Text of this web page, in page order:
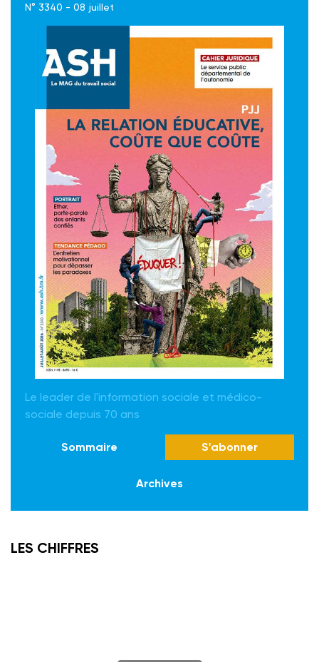
N° 3340 - 08 juillet
Le leader de l'information sociale et médico-
sociale depuis 70 ans
Sommaire S'abonner
Archives
LES CHIFFRES